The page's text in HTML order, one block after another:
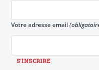
Votre adresse email